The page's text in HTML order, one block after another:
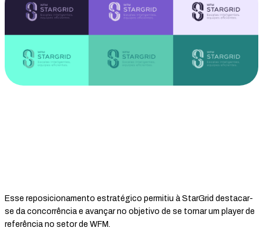
Esse reposicionamento estratégico permitiu à StarGrid destacar-
se da concorrência e avançar no objetivo de se tornar um player de
referência no setor de WFM.